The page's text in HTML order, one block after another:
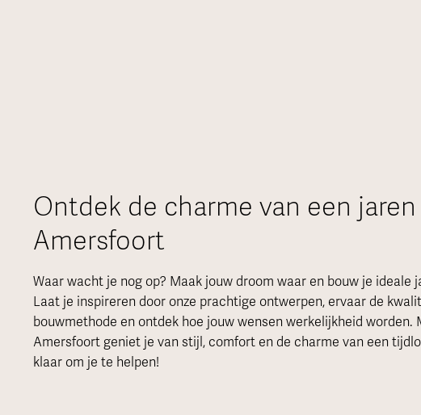
Ontdek de charme van een
Amersfoort
Waar wacht je nog op? Maak jouw droom waar en bouw je ideale
Laat je inspireren door onze prachtige ontwerpen, ervaar de
bouwmethode en ontdek hoe jouw wensen werkelijkheid worden.
Amersfoort geniet je van stijl, comfort en de charme van een
klaar om je te helpen!